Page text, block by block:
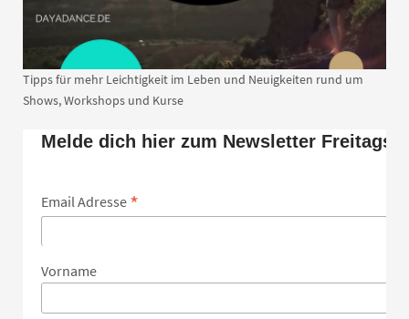
Tipps für mehr Leichtigkeit im Leben und Neuigkeiten rund um
Shows, Workshops und Kurse
Melde dich hier zum Newsletter Freitags
Email Adresse *
Vorname